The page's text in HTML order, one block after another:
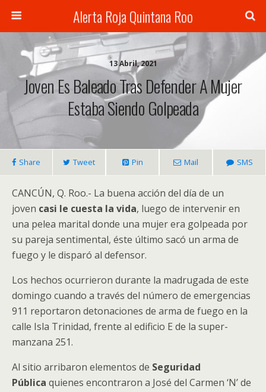
Alerta Roja Quintana Roo
13 Abril, 2021
Joven Es Baleado Tras Defender A Mujer
Estaba Siendo Golpeada
Share Tweet Pin Mail SMS
CANCÚN, Q. Roo.- La buena acción del día de un
joven casi le cuesta la vida, luego de intervenir en
una pelea marital donde una mujer era golpeada por
su pareja sentimental, éste último sacó un arma de
fuego y le disparó al defensor.
Los hechos ocurrieron durante la madrugada de este
domingo cuando a través del número de emergencias
911 reportaron detonaciones de arma de fuego en la
calle Isla Trinidad, frente al edificio E de la super-
manzana 251.
Al sitio arribaron elementos de Seguridad
Pública quienes encontraron a José del Carmen ‘N’ de